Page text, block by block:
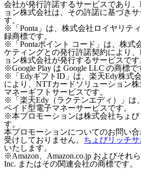
会社が発行許諾するサービスであり
ョン株式会社は、その許諾に基づき
す。
※「Ponta」は、株式会社ロイヤリテ
録商標です。
※「Pontaポイント コード」は、株式
ケティングとの発行許諾契約により
ョン株式会社が発行するサービスです
※Google Play は Google LLC の商標で
※「EdyギフトID」は、楽天Edy株式
により、NTTカードソリューション
マネーギフトサービスです。
※「楽天Edy（ラクテンエディ）」は
ペイド型電子マネーサービスです。
※本プロモーションは株式会社ちょ
す。
本プロモーションについてのお問い合
受けしておりません。 ちょびリッチ
いたします。
※Amazon、Amazon.co.jp およびそれ
Inc. またはその関連会社の商標です。